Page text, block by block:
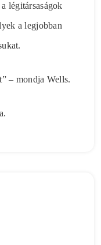
légitársaságok
a legjobban
– mondja Wells.